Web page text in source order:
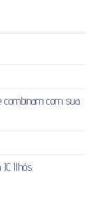
combinam com sua
Ilhós